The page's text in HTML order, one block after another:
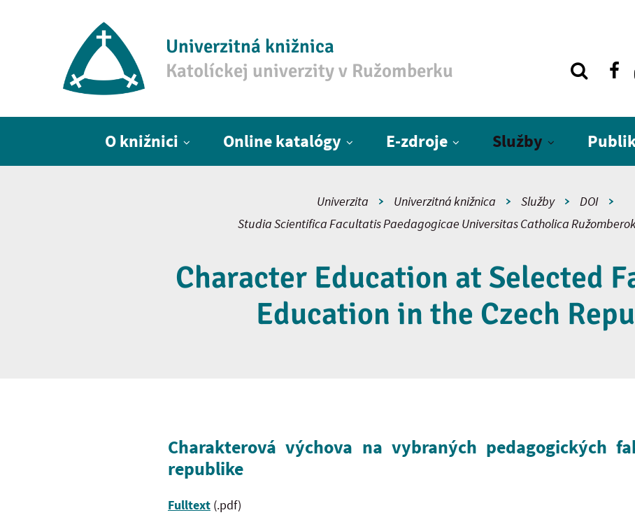
Univerzitná knižnica
Katolíckej univerzity v Ružomberku
O knižnici Online katalógy E-zdroje Služby
Univerzita Univerzitná knižnica Služby
DOI
Studia Scientifica Facultatis Paedagogicae Universitas Catholica
Character Education at Selected
Education in the Czech
Charakterová výchova na vybraných pedagogických
republike
Fulltext (.pdf)